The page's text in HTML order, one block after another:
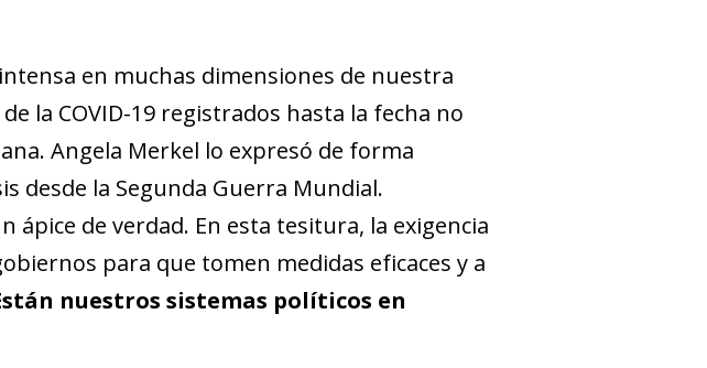
en muchas dimensiones de nuestra
la COVID-19 registrados hasta la fecha no
Angela Merkel lo expresó de forma
desde la Segunda Guerra Mundial.
de verdad. En esta tesitura, la exigencia
para que tomen medidas eficaces y a
nuestros sistemas políticos en